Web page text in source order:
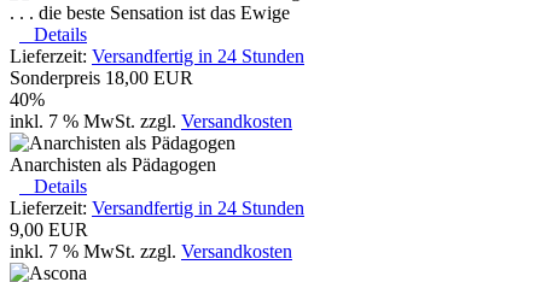
. . . die beste Sensation ist das Ewige
Details
Lieferzeit: Versandfertig in 24 Stunden
Sonderpreis 18,00 EUR
40%
inkl. 7 % MwSt. zzgl. Versandkosten
Anarchisten als Pädagogen
Details
Lieferzeit: Versandfertig in 24 Stunden
9,00 EUR
inkl. 7 % MwSt. zzgl. Versandkosten